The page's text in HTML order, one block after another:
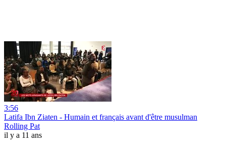
3:56
Latifa Ibn Ziaten - Humain et français avant d'être musulman
Rolling Pat
il y a 11 ans